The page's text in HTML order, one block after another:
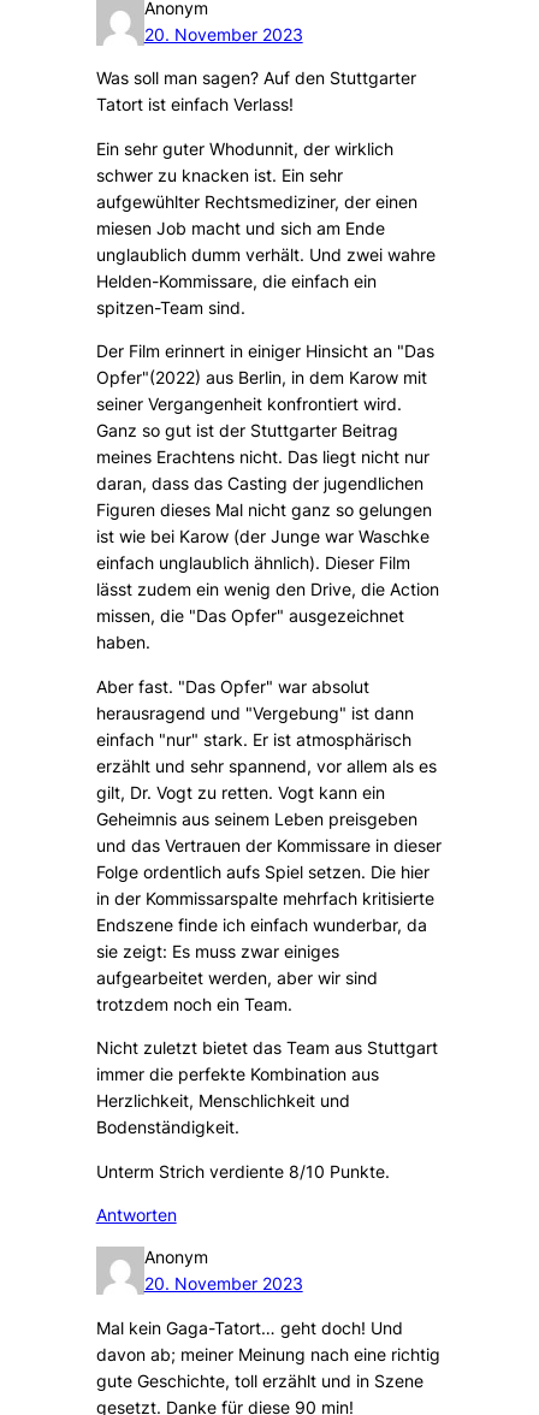
Anonym
20. November 2023
Was soll man sagen? Auf den Stuttgarter
Tatort ist einfach Verlass!
Ein sehr guter Whodunnit, der wirklich
schwer zu knacken ist. Ein sehr
aufgewühlter Rechtsmediziner, der einen
miesen Job macht und sich am Ende
unglaublich dumm verhält. Und zwei wahre
Helden-Kommissare, die einfach ein
spitzen-Team sind.
Der Film erinnert in einiger Hinsicht an "Das
Opfer"(2022) aus Berlin, in dem Karow mit
seiner Vergangenheit konfrontiert wird.
Ganz so gut ist der Stuttgarter Beitrag
meines Erachtens nicht. Das liegt nicht nur
daran, dass das Casting der jugendlichen
Figuren dieses Mal nicht ganz so gelungen
ist wie bei Karow (der Junge war Waschke
einfach unglaublich ähnlich). Dieser Film
lässt zudem ein wenig den Drive, die Action
missen, die "Das Opfer" ausgezeichnet
haben.
Aber fast. "Das Opfer" war absolut
herausragend und "Vergebung" ist dann
einfach "nur" stark. Er ist atmosphärisch
erzählt und sehr spannend, vor allem als es
gilt, Dr. Vogt zu retten. Vogt kann ein
Geheimnis aus seinem Leben preisgeben
und das Vertrauen der Kommissare in dieser
Folge ordentlich aufs Spiel setzen. Die hier
in der Kommissarspalte mehrfach kritisierte
Endszene finde ich einfach wunderbar, da
sie zeigt: Es muss zwar einiges
aufgearbeitet werden, aber wir sind
trotzdem noch ein Team.
Nicht zuletzt bietet das Team aus Stuttgart
immer die perfekte Kombination aus
Herzlichkeit, Menschlichkeit und
Bodenständigkeit.
Unterm Strich verdiente 8/10 Punkte.
Antworten
Anonym
20. November 2023
Mal kein Gaga-Tatort… geht doch! Und
davon ab; meiner Meinung nach eine richtig
gute Geschichte, toll erzählt und in Szene
gesetzt. Danke für diese 90 min!